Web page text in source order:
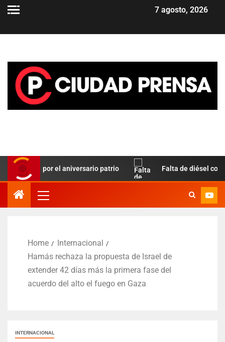
7 agosto, 2026
Paz por el aniversario patrio Falta de diésel complica el
Home
Internacional
Hamás rechaza la propuesta de Israel de
extender 42 días más la primera fase del
acuerdo del alto el fuego en Gaza
INTERNACIONAL